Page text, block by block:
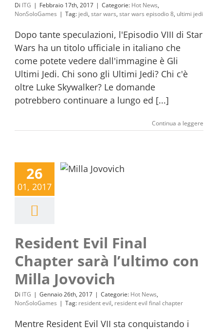
Di ITG | Febbraio 17th, 2017 | Categorie: Hot News,
NonSoloGames | Tag: jedi, star wars, star wars episodio 8, ultimi jedi
Dopo tante speculazioni, l'Episodio VIII di Star
Wars ha un titolo ufficiale in italiano che
come potete vedere dall'immagine è Gli
Ultimi Jedi. Chi sono gli Ultimi Jedi? Chi c'è
oltre Luke Skywalker? Le domande
potrebbero continuare a lungo ed [...]
Continua a leggere
26
01, 2017
Resident Evil Final
Chapter sarà l’ultimo con
Milla Jovovich
Di ITG | Gennaio 26th, 2017 | Categorie: Hot News,
NonSoloGames | Tag: resident evil, resident evil final chapter
Mentre Resident Evil VII sta conquistando i